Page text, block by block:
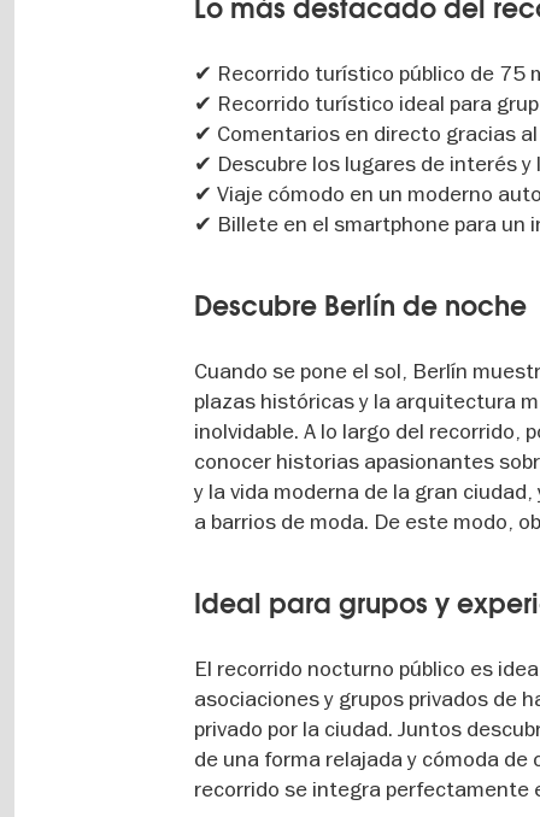
Lo más destacado del
✔ Recorrido turístico público de 75
✔ Recorrido turístico ideal para
✔ Comentarios en directo gracias
✔ Descubre los lugares de interés
✔ Viaje cómodo en un moderno
✔ Billete en el smartphone para un
Descubre Berlín de noche
Cuando se pone el sol, Berlín
plazas históricas y la arquitectura
inolvidable. A lo largo del recorrido,
conocer historias apasionantes
y la vida moderna de la gran
a barrios de moda. De este modo,
Ideal para grupos y
El recorrido nocturno público es
asociaciones y grupos privados de
privado por la ciudad. Juntos
de una forma relajada y cómoda
recorrido se integra perfectamente